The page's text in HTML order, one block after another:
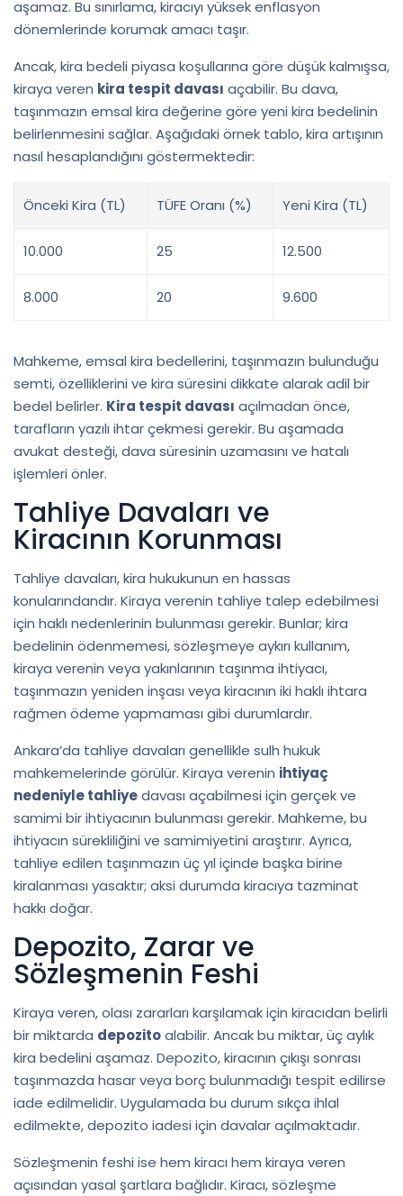
aşamaz. Bu sınırlama, kiracıyı yüksek enflasyon
dönemlerinde korumak amacı taşır.
Ancak, kira bedeli piyasa koşullarına göre düşük kalmışsa,
kiraya veren kira tespit davası açabilir. Bu dava,
taşınmazın emsal kira değerine göre yeni kira bedelinin
belirlenmesini sağlar. Aşağıdaki örnek tablo, kira artışının
nasıl hesaplandığını göstermektedir:
Önceki Kira (TL) TÜFE Oranı (%) Yeni Kira (TL)
10.000 25 12.500
8.000 20 9.600
Mahkeme, emsal kira bedellerini, taşınmazın bulunduğu
semti, özelliklerini ve kira süresini dikkate alarak adil bir
bedel belirler. Kira tespit davası açılmadan önce,
tarafların yazılı ihtar çekmesi gerekir. Bu aşamada
avukat desteği, dava süresinin uzamasını ve hatalı
işlemleri önler.
Tahliye Davaları ve
Kiracının Korunması
Tahliye davaları, kira hukukunun en hassas
konularındandır. Kiraya verenin tahliye talep edebilmesi
için haklı nedenlerinin bulunması gerekir. Bunlar; kira
bedelinin ödenmemesi, sözleşmeye aykırı kullanım,
kiraya verenin veya yakınlarının taşınma ihtiyacı,
taşınmazın yeniden inşası veya kiracının iki haklı ihtara
rağmen ödeme yapmaması gibi durumlardır.
Ankara’da tahliye davaları genellikle sulh hukuk
mahkemelerinde görülür. Kiraya verenin ihtiyaç
nedeniyle tahliyedavası açabilmesi için gerçek ve
samimi bir ihtiyacının bulunması gerekir. Mahkeme, bu
ihtiyacın sürekliliğini ve samimiyetini araştırır. Ayrıca,
tahliye edilen taşınmazın üç yıl içinde başka birine
kiralanması yasaktır; aksi durumda kiracıya tazminat
hakkı doğar.
Depozito, Zarar ve
Sözleşmenin Feshi
Kiraya veren, olası zararları karşılamak için kiracıdan belirli
bir miktarda depozitoalabilir. Ancak bu miktar, üç aylık
kira bedelini aşamaz. Depozito, kiracının çıkışı sonrası
taşınmazda hasar veya borç bulunmadığı tespit edilirse
iade edilmelidir. Uygulamada bu durum sıkça ihlal
edilmekte, depozito iadesi için davalar açılmaktadır.
Sözleşmenin feshi ise hem kiracı hem kiraya veren
açısından yasal şartlara bağlıdır. Kiracı, sözleşme